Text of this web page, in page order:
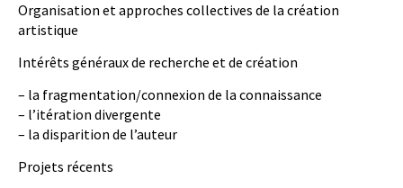
Organisation et approches collectives de la création
artistique
Intérêts généraux de recherche et de création
– la fragmentation/connexion de la connaissance
– l’itération divergente
– la disparition de l’auteur
Projets récents